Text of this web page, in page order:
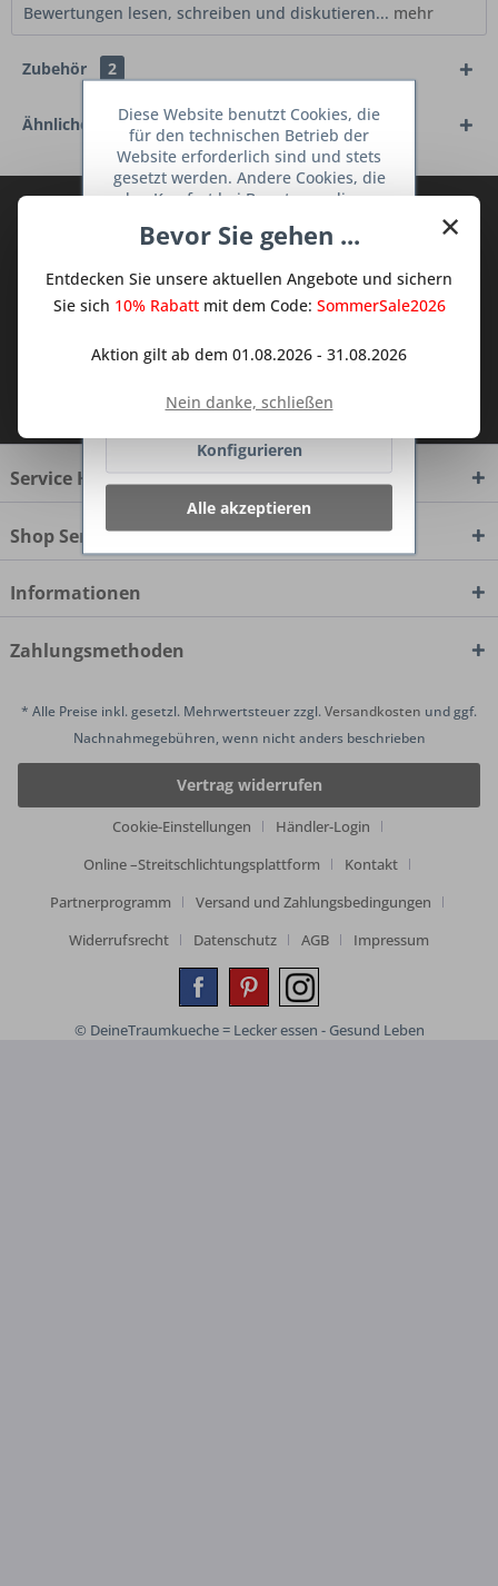
Bewertungen lesen, schreiben und diskutieren... mehr
Zubehör 2
Ähnliche Artikel
TraumKüche Newsletter und verpassen
dem Traum Küchen - Shop.
zur Kenntnis genommen.
Service Hotline
Shop Service
Informationen
Zahlungsmethoden
* Alle Preise inkl. gesetzl. Mehrwertsteuer zzgl.Versandkosten und ggf.
Nachnahmegebühren, wenn nicht anders beschrieben
Vertrag widerrufen
Cookie-Einstellungen
Händler-Login
Online –Streitschlichtungsplattform
Kontakt
Partnerprogramm
Versand und Zahlungsbedingungen
Widerrufsrecht
Datenschutz AGB Impressum
© DeineTraumkueche = Lecker essen - Gesund Leben
×
Bevor Sie gehen ...
Entdecken Sie unsere aktuellen Angebote und sichern
Sie sich 10% Rabattmit dem Code: SommerSale2026
Aktion gilt ab dem 01.08.2026 - 31.08.2026
Nein danke, schließen
Diese Website benutzt Cookies, die
für den technischen Betrieb der
Website erforderlich sind und stets
gesetzt werden. Andere Cookies, die
den Komfort bei Benutzung dieser
dienen oder die Interaktion mit
Netzwerken vereinfachen sollen,
werden nur mit Ihrer Zustimmung
Ablehnen
Konfigurieren
Alle akzeptieren